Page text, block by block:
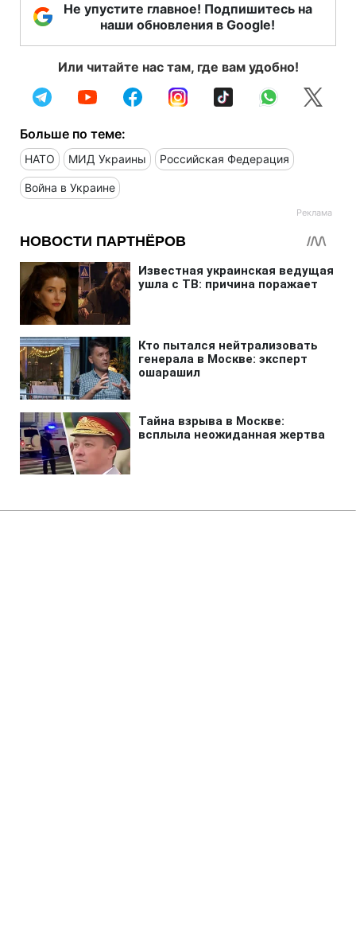
Не упустите главное! Подпишитесь на
наши обновления в Google!
Или читайте нас там, где вам удобно!
Больше по теме:
НАТО МИД Украины Российская Федерация
Война в Украине